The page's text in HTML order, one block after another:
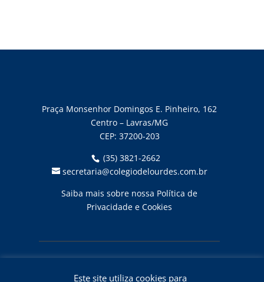
Praça Monsenhor Domingos E. Pinheiro, 162
Centro – Lavras/MG
CEP: 37200-203
(35) 3821-2662
secretaria@colegiodelourdes.com.br
Saiba mais sobre nossa Política de
Privacidade e Cookies
Este site utiliza cookies para